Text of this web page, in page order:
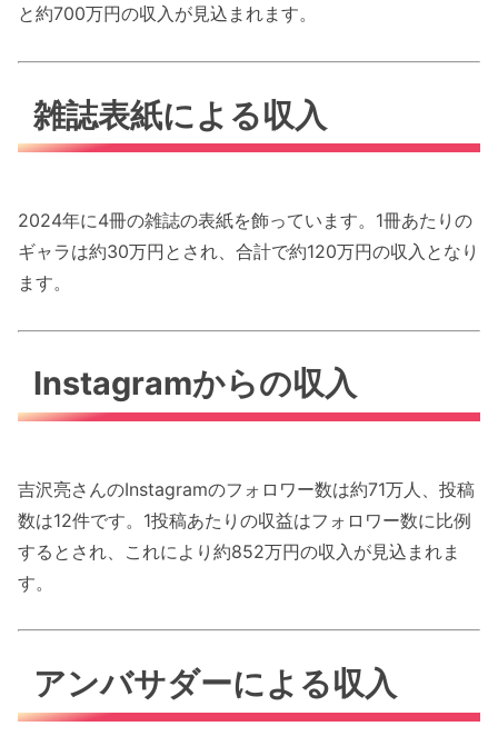
と約700万円の収入が見込まれます。
雑誌表紙による収入
2024年に4冊の雑誌の表紙を飾っています。1冊あたりの
ギャラは約30万円とされ、合計で約120万円の収入となり
ます。
Instagramからの収入
吉沢亮さんのInstagramのフォロワー数は約71万人、投稿
数は12件です。1投稿あたりの収益はフォロワー数に比例
するとされ、これにより約852万円の収入が見込まれま
す。
アンバサダーによる収入